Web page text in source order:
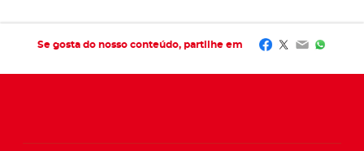
Se gosta do nosso conteúdo, partilhe em Facebook
Twitter
Email